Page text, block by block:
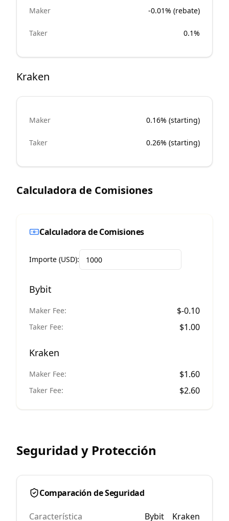
Maker -0.01% (rebate)
Taker 0.1%
Kraken
Maker 0.16% (starting)
Taker 0.26% (starting)
Calculadora de Comisiones
Calculadora de Comisiones
Importe (USD):
Bybit
Maker Fee: $-0.10
Taker Fee: $1.00
Kraken
Maker Fee: $1.60
Taker Fee: $2.60
Seguridad y Protección
Comparación de Seguridad
Característica Bybit Kraken